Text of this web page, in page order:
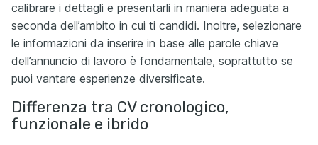
calibrare i dettagli e presentarli in maniera adeguata a
seconda dell’ambito in cui ti candidi. Inoltre, selezionare
le informazioni da inserire in base alle parole chiave
dell’annuncio di lavoro è fondamentale, soprattutto se
puoi vantare esperienze diversificate.
Differenza tra CV cronologico,
funzionale e ibrido